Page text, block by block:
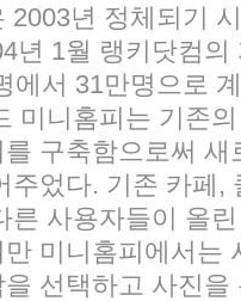
2003년 정체되기
년 1월 랭키닷컴
에서 31만명으로
미니홈피는 기존
구축함으로써
주었다. 기존 카페,
른 사용자들이 올
미니홈피에서는
선택하고 사진